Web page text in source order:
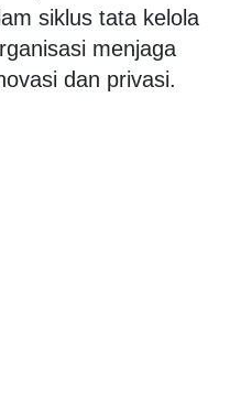
siklus tata kelola
menjaga
dan privasi.